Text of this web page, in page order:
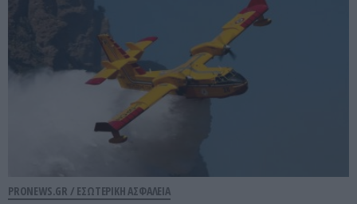
PRONEWS.GR / ΕΣΩΤΕΡΙΚΗ ΑΣΦΑΛΕΙΑ